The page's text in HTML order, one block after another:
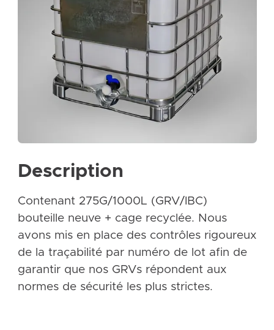
Description
Contenant 275G/1000L (GRV/IBC)
bouteille neuve + cage recyclée. Nous
avons mis en place des contrôles rigoureux
de la traçabilité par numéro de lot afin de
garantir que nos GRVs répondent aux
normes de sécurité les plus strictes.